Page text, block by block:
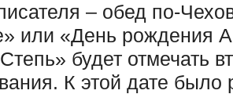
– обед по-
или «День рождения
будет отмечать
К этой дате было